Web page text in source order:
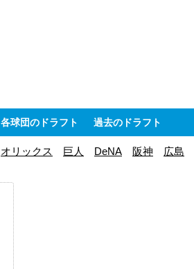
各球団のドラフト 過去のドラフト
オリックス 巨人 DeNA 阪神 広島